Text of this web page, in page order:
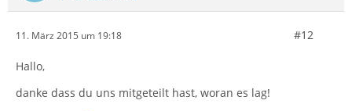
11. März 2015 um 19:18 #12
Hallo,
danke dass du uns mitgeteilt hast, woran es lag!